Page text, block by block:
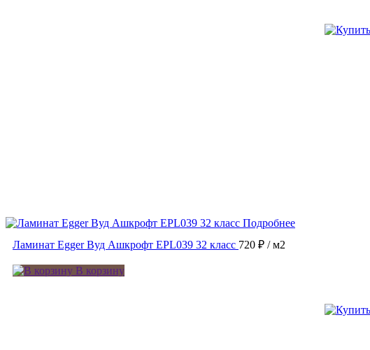
Подробнее
Ламинат Egger Вуд Ашкрофт EPL039 32 класс 720 ₽ / м2
В корзину